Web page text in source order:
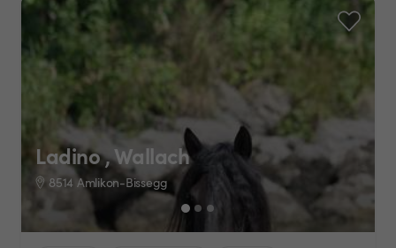
Ladino , Wallach
8514 Amlikon-Bissegg